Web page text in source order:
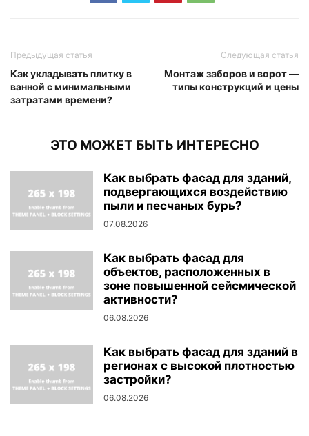
Предыдущая статья
Как укладывать плитку в
ванной с минимальными
затратами времени?
Следующая статья
Монтаж заборов и ворот —
типы конструкций и цены
ЭТО МОЖЕТ БЫТЬ ИНТЕРЕСНО
Как выбрать фасад для зданий,
подвергающихся воздействию
пыли и песчаных бурь?
07.08.2026
Как выбрать фасад для
объектов, расположенных в
зоне повышенной сейсмической
активности?
06.08.2026
Как выбрать фасад для зданий в
регионах с высокой плотностью
застройки?
06.08.2026